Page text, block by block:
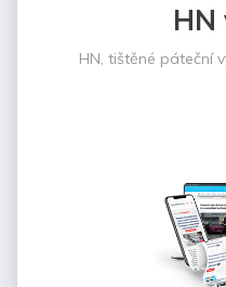
HN
HN, tištěné páteční